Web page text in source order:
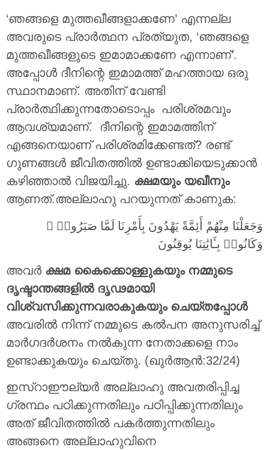
‘ഞങ്ങളെ മുത്തഖീങ്ങളാക്കണേ’ എന്നല്ല
അവരുടെ പ്രാര്‍ത്ഥന പ്രത്യുത, ‘ഞങ്ങളെ
മുത്തഖീങ്ങളുടെ ഇമാമാക്കണേ എന്നാണ്’.
അപ്പോൾ ദീനിന്റെ ഇമാമത്ത് മഹത്തായ ഒരു
സ്ഥാനമാണ്. അതിന് വേണ്ടി
പ്രാര്‍ത്ഥിക്കുന്നതോടൊപ്പം പരിശ്രമവും
ആവശ്യമാണ്. ദീനിന്റെ ഇമാമത്തിന്
എങ്ങനെയാണ് പരിശ്രമിക്കേണ്ടത്? രണ്ട്
ഗുണങ്ങൾ ജീവിതത്തിൽ ഉണ്ടാക്കിയെടുക്കാൻ
കഴിഞ്ഞാൽ വിജയിച്ചു. ക്ഷമയും യഖീനും
ആണത്.അല്ലാഹു പറയുന്നത് കാണുക:
وَجَعَلْنَا مِنْهُمْ أَئِمَّةً يَهْدُونَ بِأَمْرِنَا لَمَّا صَبَرُوا۟ ۖ
وَكَانُوا۟ بِـَٔايَٰتِنَا يُوقِنُونَ
അവര്‍ ക്ഷമ കൈക്കൊള്ളുകയും നമ്മുടെ
ദൃഷ്ടാന്തങ്ങളില്‍ ദൃഢമായി
വിശ്വസിക്കുന്നവരാകുകയും ചെയ്തപ്പോള്‍
അവരില്‍ നിന്ന് നമ്മുടെ കല്‍പന അനുസരിച്ച്
മാര്‍ഗദര്‍ശനം നല്‍കുന്ന നേതാക്കളെ നാം
ഉണ്ടാക്കുകയും ചെയ്തു. (ഖുർആൻ:32/24)
ഇസ്റാഈല്യര്‍ അല്ലാഹു അവതരിപ്പിച്ച
ഗ്രന്ഥം പഠിക്കുന്നതിലും പഠിപ്പിക്കുന്നതിലും
അത് ജീവിതത്തിൽ പകര്‍ത്തുന്നതിലും
അങ്ങനെ അല്ലാഹുവിനെ